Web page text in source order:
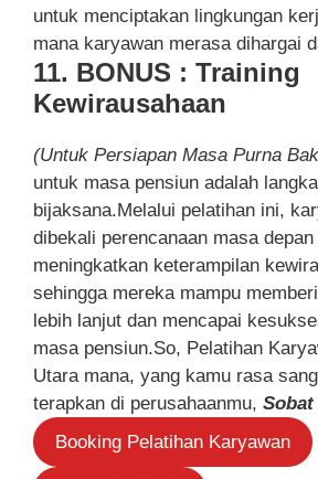
untuk menciptakan lingkungan
mana karyawan merasa dihargai
11. BONUS : Training
Kewirausahaan
(Untuk Persiapan Masa Purna
untuk masa pensiun adalah
bijaksana.Melalui pelatihan ini,
dibekali perencanaan masa depan
meningkatkan keterampilan
sehingga mereka mampu
lebih lanjut dan mencapai
masa pensiun.So, Pelatihan
Utara mana, yang kamu rasa
terapkan di perusahaanmu, Sobat
Booking Pelatihan Karyawan